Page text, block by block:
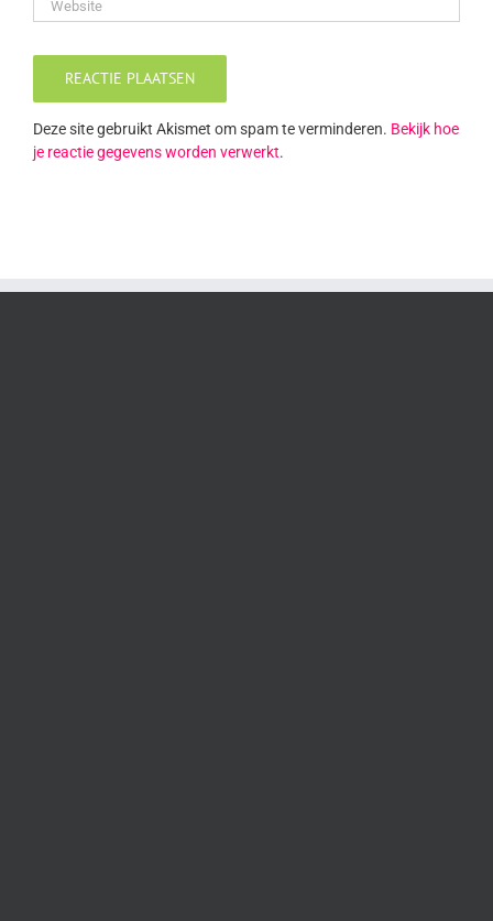
Deze site gebruikt Akismet om spam te verminderen. Bekijk hoe
je reactie gegevens worden verwerkt.